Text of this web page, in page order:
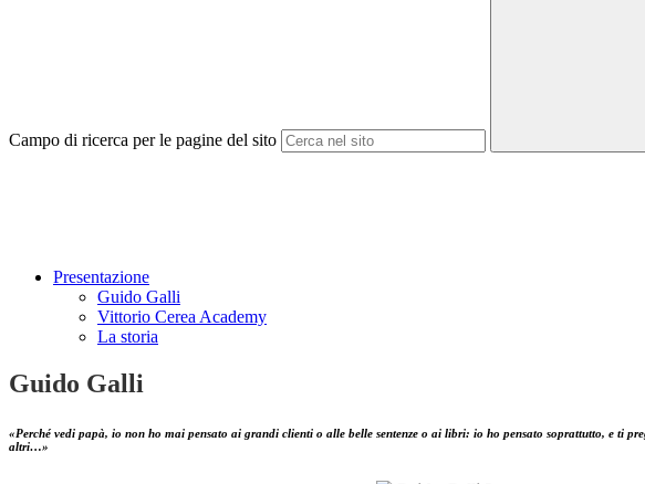
Campo di ricerca per le pagine del sito
Presentazione
Guido Galli
Vittorio Cerea Academy
La storia
Guido Galli
«Perché vedi papà, io non ho mai pensato ai grandi clienti o alle belle sentenze o ai libri: io ho pensato soprattutto, e ti
altri…»